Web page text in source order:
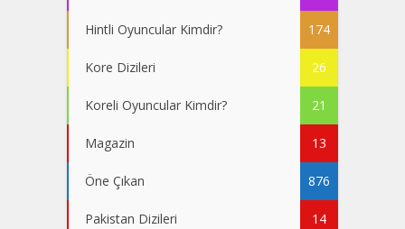
Hintli Oyuncular Kimdir? 174
Kore Dizileri 26
Koreli Oyuncular Kimdir? 21
Magazin 13
Öne Çıkan 876
Pakistan Dizileri 14